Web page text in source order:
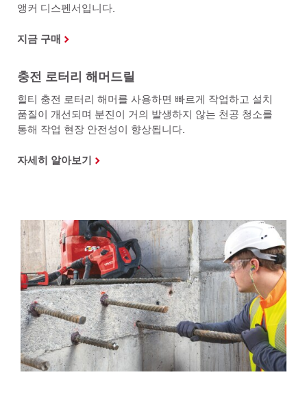
앵커 디스펜서입니다.
지금 구매
충전 로터리 해머드릴
힐티 충전 로터리 해머를 사용하면 빠르게 작업하고 설치
품질이 개선되며 분진이 거의 발생하지 않는 천공 청소를
통해 작업 현장 안전성이 향상됩니다.
자세히 알아보기